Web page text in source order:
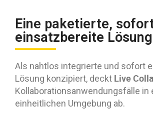
Eine paketierte,
einsatzbereite Lösung
Als nahtlos integrierte und sofort
Lösung konzipiert, deckt Live
Kollaborationsanwendungsfälle in
einheitlichen Umgebung ab.